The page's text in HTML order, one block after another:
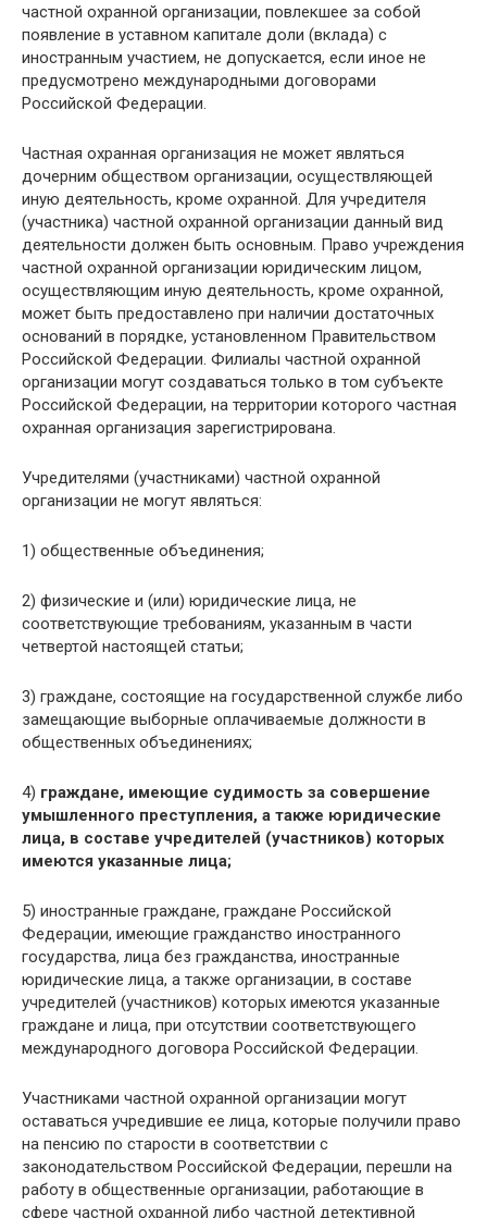
частной охранной организации, повлекшее за собой
появление в уставном капитале доли (вклада) с
иностранным участием, не допускается, если иное не
предусмотрено международными договорами
Российской Федерации.
Частная охранная организация не может являться
дочерним обществом организации, осуществляющей
иную деятельность, кроме охранной. Для учредителя
(участника) частной охранной организации данный вид
деятельности должен быть основным. Право учреждения
частной охранной организации юридическим лицом,
осуществляющим иную деятельность, кроме охранной,
может быть предоставлено при наличии достаточных
оснований в порядке, установленном Правительством
Российской Федерации. Филиалы частной охранной
организации могут создаваться только в том субъекте
Российской Федерации, на территории которого частная
охранная организация зарегистрирована.
Учредителями (участниками) частной охранной
организации не могут являться:
1) общественные объединения;
2) физические и (или) юридические лица, не
соответствующие требованиям, указанным в части
четвертой настоящей статьи;
3) граждане, состоящие на государственной службе либо
замещающие выборные оплачиваемые должности в
общественных объединениях;
4) граждане, имеющие судимость за совершение
умышленного преступления, а также юридические
лица, в составе учредителей (участников) которых
имеются указанные лица;
5) иностранные граждане, граждане Российской
Федерации, имеющие гражданство иностранного
государства, лица без гражданства, иностранные
юридические лица, а также организации, в составе
учредителей (участников) которых имеются указанные
граждане и лица, при отсутствии соответствующего
международного договора Российской Федерации.
Участниками частной охранной организации могут
оставаться учредившие ее лица, которые получили право
на пенсию по старости в соответствии с
законодательством Российской Федерации, перешли на
работу в общественные организации, работающие в
сфере частной охранной либо частной детективной